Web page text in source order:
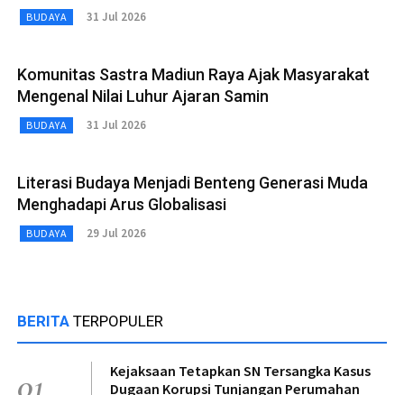
BUDAYA 31 Jul 2026
Komunitas Sastra Madiun Raya Ajak Masyarakat
Mengenal Nilai Luhur Ajaran Samin
BUDAYA 31 Jul 2026
Literasi Budaya Menjadi Benteng Generasi Muda
Menghadapi Arus Globalisasi
BUDAYA 29 Jul 2026
BERITA TERPOPULER
01
Kejaksaan Tetapkan SN Tersangka Kasus
Dugaan Korupsi Tunjangan Perumahan